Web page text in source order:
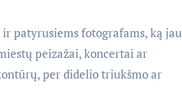
patyrusiems fotografams, ką jau
peizažai, koncertai ar
per didelio triukšmo ar